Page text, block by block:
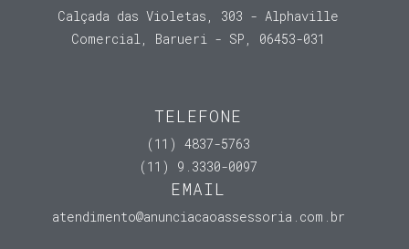
Calçada das Violetas, 303 - Alphaville
Comercial, Barueri - SP, 06453-031
TELEFONE
(11) 4837-5763
(11) 9.3330-0097
EMAIL
atendimento@anunciacaoassessoria.com.br